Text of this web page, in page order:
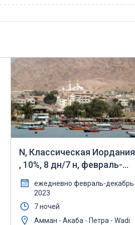
N, Классическая Иордания
, 10%, 8 дн/7 н, февраль-
декабрь 2023
ежедневно февраль-декабрь
2023
7 ночей
Амман - Акаба - Петра - Wadi